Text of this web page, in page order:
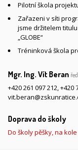
Pilotní škola
Zařazeni v síti
jsme držitelem titulu
„GLOBE“
Tréninková škola
Mgr. Ing. Vít Beran
+420 261 097 212,+420
Doprava do školy
Do školy pěšky, na